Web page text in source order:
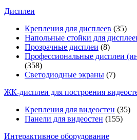
Дисплеи
Крепления для дисплеев (35)
Напольные стойки для
Прозрачные дисплеи (8)
Профессиональные дисплеи
(358)
Светодиодные экраны (7)
ЖК-дисплеи для построения
Крепления для видеостен (35)
Панели для видеостен (155)
Интерактивное оборудование